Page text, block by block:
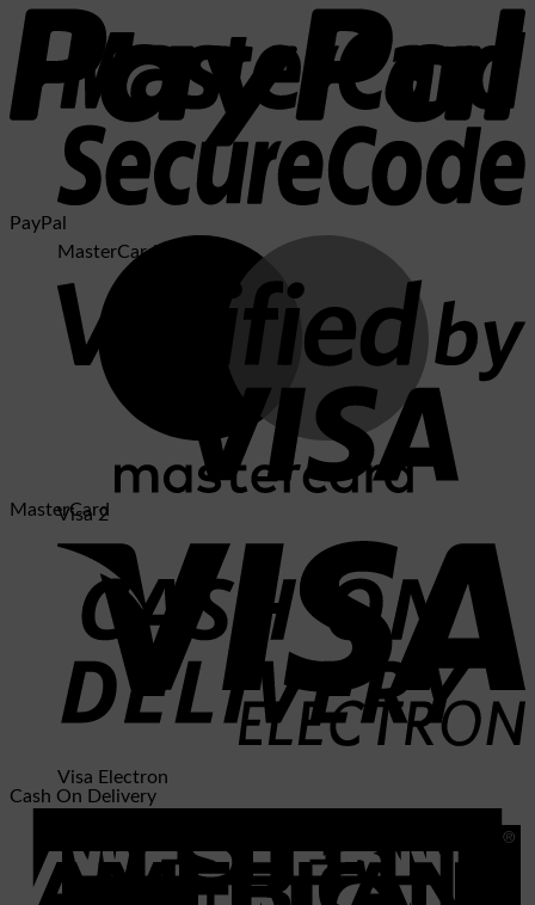
MasterCard 2
Visa 2
Visa Electron
PayPal
MasterCard
Cash On Delivery